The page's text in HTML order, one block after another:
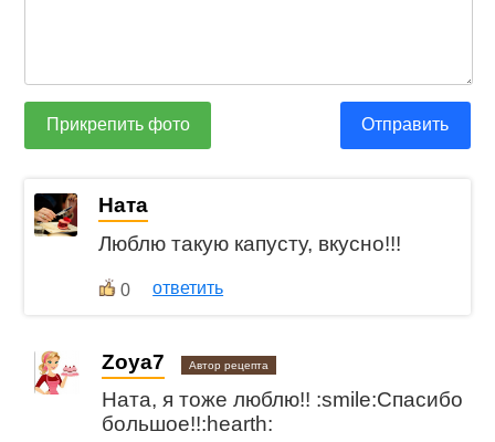
Прикрепить фото Отправить
Ната
Люблю такую капусту, вкусно!!!
0 ответить
Zoya7 Автор рецепта
Ната, я тоже люблю!! :smile:Спасибо
большое!!:hearth: